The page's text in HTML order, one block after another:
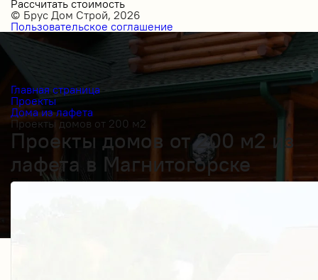
Рассчитать стоимость
© Брус Дом Строй, 2026
Пользовательское соглашение
Главная страница
Проекты
Дома из лафета
Проекты домов от 200 м2
Проекты домов от 200 м2 из
лафета в Магнитогорске
Получить косультацию